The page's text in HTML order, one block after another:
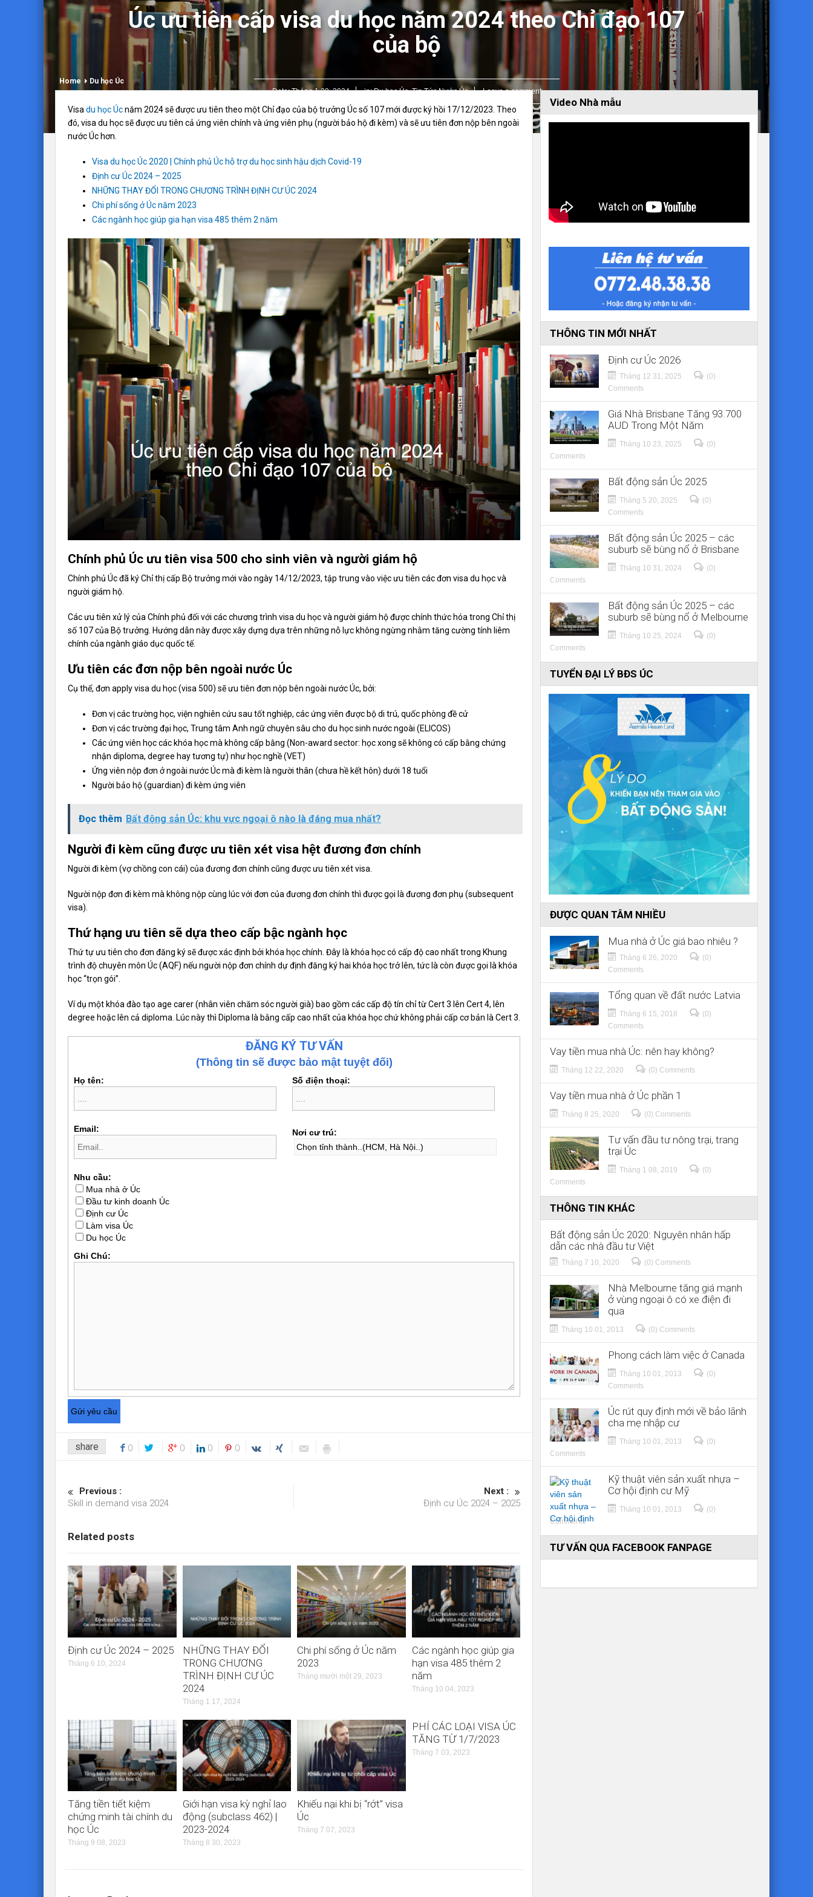
Úc ưu tiên cấp visa du học năm 2024 theo Chỉ đạo 107
của bộ
Date:Tháng 1 29, 2024 in:Du học Úc,Tin Tức Nước Úc Leave a comment
Home Du học Úc
Visa du học Úcnăm 2024 sẽ được ưu tiên theo một Chỉ đạo của bộ trưởng Úc số 107 mới được ký hồi 17/12/2023. Theo
đó, visa du học sẽ được ưu tiên cả ứng viên chính và ứng viên phụ (người bảo hộ đi kèm) và sẽ ưu tiên đơn nộp bên ngoài
nước Úc hơn.
Visa du học Úc 2020 | Chính phủ Úc hỗ trợ du học sinh hậu dịch Covid-19
Định cư Úc 2024 – 2025
NHỮNG THAY ĐỔI TRONG CHƯƠNG TRÌNH ĐỊNH CƯ ÚC 2024
Chi phí sống ở Úc năm 2023
Các ngành học giúp gia hạn visa 485 thêm 2 năm
Chính phủ Úc ưu tiên visa 500 cho sinh viên và người giám hộ
Chính phủ Úc đã ký Chỉ thị cấp Bộ trưởng mới vào ngày 14/12/2023, tập trung vào việc ưu tiên các đơn visa du học và
người giám hộ.
Các ưu tiên xử lý của Chính phủ đối với các chương trình visa du học và người giám hộ được chính thức hóa trong Chỉ thị
số 107 của Bộ trưởng. Hướng dẫn này được xây dựng dựa trên những nỗ lực không ngừng nhằm tăng cường tính liêm
chính của ngành giáo dục quốc tế.
Ưu tiên các đơn nộp bên ngoài nước Úc
Cụ thể, đơn apply visa du học (visa 500) sẽ ưu tiên đơn nộp bên ngoài nước Úc, bởi:
Đơn vị các trường học, viện nghiên cứu sau tốt nghiệp, các ứng viên được bộ di trú, quốc phòng đề cử
Đơn vị các trường đại học, Trung tâm Anh ngữ chuyên sâu cho du học sinh nước ngoài (ELICOS)
Các ứng viên học các khóa học mà không cấp bằng (Non-award sector: học xong sẽ không có cấp bằng chứng
nhận diploma, degree hay tương tự) như học nghề (VET)
Ứng viên nộp đơn ở ngoài nước Úc mà đi kèm là người thân (chưa hề kết hôn) dưới 18 tuổi
Người bảo hộ (guardian) đi kèm ứng viên
Đọc thêm Bất động sản Úc: khu vực ngoại ô nào là đáng mua nhất?
Người đi kèm cũng được ưu tiên xét visa hệt đương đơn chính
Người đi kèm (vợ chồng con cái) của đương đơn chính cũng được ưu tiên xét visa.
Người nộp đơn đi kèm mà không nộp cùng lúc với đơn của đương đơn chính thì được gọi là đương đơn phụ (subsequent
visa).
Thứ hạng ưu tiên sẽ dựa theo cấp bậc ngành học
Thứ tự ưu tiên cho đơn đăng ký sẽ được xác định bởi khóa học chính. Đây là khóa học có cấp độ cao nhất trong Khung
trình độ chuyên môn Úc (AQF) nếu người nộp đơn chính dự định đăng ký hai khóa học trở lên, tức là còn được gọi là khóa
học “trọn gói”.
Ví dụ một khóa đào tạo age carer (nhân viên chăm sóc người già) bao gồm các cấp độ tín chỉ từ Cert 3 lên Cert 4, lên
degree hoặc lên cả diploma. Lúc này thì Diploma là bằng cấp cao nhất của khóa học chứ không phải cấp cơ bản là Cert 3.
ĐĂNG KÝ TƯ VẤN
(Thông tin sẽ được bảo mật tuyệt đối)
Họ tên: Số điện thoại:
Email: Nơi cư trú:
Nhu cầu:
Mua nhà ở Úc
Đầu tư kinh doanh Úc
Định cư Úc
Làm visa Úc
Du học Úc
Ghi Chú:
share 0 0 0 0
Previous :
Skill in demand visa 2024
Next :
Định cư Úc 2024 – 2025
Related posts
Định cư Úc 2024 – 2025
Tháng 6 10, 2024
NHỮNG THAY ĐỔI
TRONG CHƯƠNG
TRÌNH ĐỊNH CƯ ÚC
2024
Tháng 1 17, 2024
Chi phí sống ở Úc năm
2023
Tháng mười một 29, 2023
Các ngành học giúp gia
hạn visa 485 thêm 2
năm
Tháng 10 04, 2023
Tăng tiền tiết kiệm
chứng minh tài chính du
học Úc
Tháng 9 08, 2023
Giới hạn visa kỳ nghỉ lao
động (subclass 462) |
2023-2024
Tháng 8 30, 2023
Khiếu nại khi bị “rớt” visa
Úc
Tháng 7 07, 2023
PHÍ CÁC LOẠI VISA ÚC
TĂNG TỪ 1/7/2023
Tháng 7 03, 2023
Video Nhà mẫu
THÔNG TIN MỚI NHẤT
Định cư Úc 2026
Tháng 12 31, 2025
(0)
Comments
Giá Nhà Brisbane Tăng 93.700
AUD Trong Một Năm
Tháng 10 23, 2025
(0)
Comments
Bất động sản Úc 2025
Tháng 5 20, 2025
(0)
Comments
Bất động sản Úc 2025 – các
suburb sẽ bùng nổ ở Brisbane
Tháng 10 31, 2024
(0)
Comments
Bất động sản Úc 2025 – các
suburb sẽ bùng nổ ở Melbourne
Tháng 10 25, 2024
(0)
Comments
TUYỂN ĐẠI LÝ BĐS ÚC
ĐƯỢC QUAN TÂM NHIỀU
Mua nhà ở Úc giá bao nhiêu ?
Tháng 6 26, 2020
(0)
Comments
Tổng quan về đất nước Latvia
Tháng 6 15, 2018
(0)
Comments
Vay tiền mua nhà Úc: nên hay không?
Tháng 12 22, 2020 (0) Comments
Vay tiền mua nhà ở Úc phần 1
Tháng 8 25, 2020 (0) Comments
Tư vấn đầu tư nông trại, trang
trại Úc
Tháng 1 08, 2019
(0)
Comments
THÔNG TIN KHÁC
Bất động sản Úc 2020: Nguyên nhân hấp
dẫn các nhà đầu tư Việt
Tháng 7 10, 2020 (0) Comments
Nhà Melbourne tăng giá mạnh
ở vùng ngoại ô có xe điện đi
qua
Tháng 10 01, 2013 (0) Comments
Phong cách làm việc ở Canada
Tháng 10 01, 2013
(0)
Comments
Úc rút quy định mới về bảo lãnh
cha mẹ nhập cư
Tháng 10 01, 2013
(0)
Comments
Kỹ thuật viên sản xuất nhựa –
Cơ hội định cư Mỹ
Tháng 10 01, 2013
(0)
Comments
TƯ VẤN QUA FACEBOOK FANPAGE